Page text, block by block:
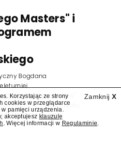
Masters" i
Bogdana
gra przebojów"
nowości Polsatu.
TVN program "Lego
Zamknij X
Korzystając ze strony
cookies w przeglądarce
pamięci urządzenia.
akceptujesz klauzulę
. Więcej informacji w Regulaminie.